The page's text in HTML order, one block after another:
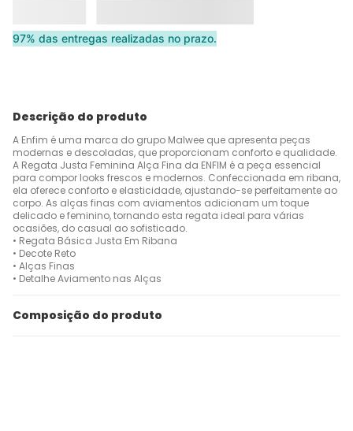
97% das entregas realizadas no prazo.
Descrição do produto
A Enfim é uma marca do grupo Malwee que apresenta peças
modernas e descoladas, que proporcionam conforto e qualidade.
A Regata Justa Feminina Alça Fina da ENFIM é a peça essencial
para compor looks frescos e modernos. Confeccionada em ribana,
ela oferece conforto e elasticidade, ajustando-se perfeitamente ao
corpo. As alças finas com aviamentos adicionam um toque
delicado e feminino, tornando esta regata ideal para várias
ocasiões, do casual ao sofisticado.
• Regata Básica Justa Em Ribana
• Decote Reto
• Alças Finas
• Detalhe Aviamento nas Alças
Composição do produto